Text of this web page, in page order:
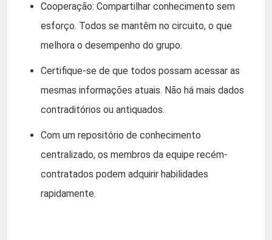
Cooperação: Compartilhar conhecimento sem
esforço. Todos se mantêm no circuito, o que
melhora o desempenho do grupo.
Certifique-se de que todos possam acessar as
mesmas informações atuais. Não há mais dados
contraditórios ou antiquados.
Com um repositório de conhecimento
centralizado, os membros da equipe recém-
contratados podem adquirir habilidades
rapidamente.